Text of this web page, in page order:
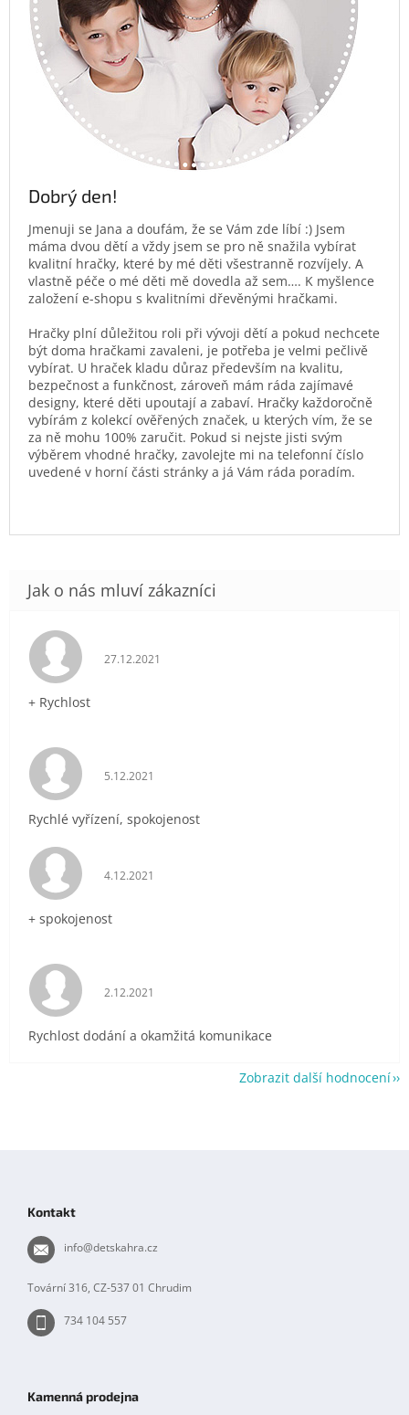
Dobrý den!
Jmenuji se Jana a doufám, že se Vám zde líbí :) Jsem
máma dvou dětí a vždy jsem se pro ně snažila vybírat
kvalitní hračky, které by mé děti všestranně rozvíjely. A
vlastně péče o mé děti mě dovedla až sem…. K myšlence
založení e-shopu s kvalitními dřevěnými hračkami.
Hračky plní důležitou roli při vývoji dětí a pokud nechcete
být doma hračkami zavaleni, je potřeba je velmi pečlivě
vybírat. U hraček kladu důraz především na kvalitu,
bezpečnost a funkčnost, zároveň mám ráda zajímavé
designy, které děti upoutají a zabaví. Hračky každoročně
vybírám z kolekcí ověřených značek, u kterých vím, že se
za ně mohu 100% zaručit. Pokud si nejste jisti svým
výběrem vhodné hračky, zavolejte mi na telefonní číslo
uvedené v horní části stránky a já Vám ráda poradím.
Hodnocení obchodu je 5 z 5 hvězdiček.
27.12.2021
+ Rychlost
Hodnocení obchodu je 5 z 5 hvězdiček.
5.12.2021
Rychlé vyřízení, spokojenost
Hodnocení obchodu je 5 z 5 hvězdiček.
4.12.2021
+ spokojenost
Hodnocení obchodu je 5 z 5 hvězdiček.
2.12.2021
Rychlost dodání a okamžitá komunikace
Zobrazit další hodnocení
Kontakt
info@detskahra.cz
Tovární 316, CZ-537 01 Chrudim
734 104 557
Kamenná prodejna